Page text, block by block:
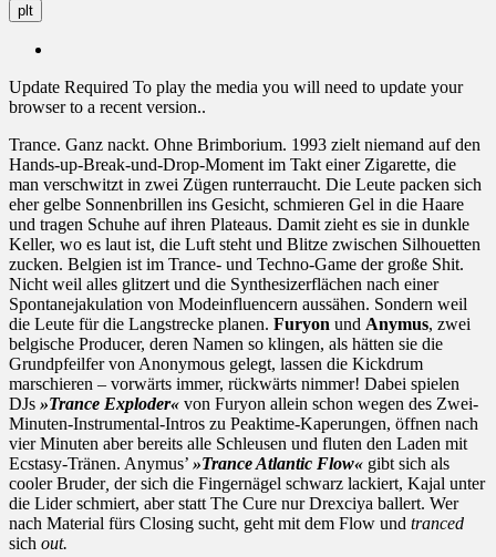
plt
Update Required To play the media you will need to update your
browser to a recent version..
Trance. Ganz nackt. Ohne Brimborium. 1993 zielt niemand auf den
Hands-up-Break-und-Drop-Moment im Takt einer Zigarette, die
man verschwitzt in zwei Zügen runterraucht. Die Leute packen sich
eher gelbe Sonnenbrillen ins Gesicht, schmieren Gel in die Haare
und tragen Schuhe auf ihren Plateaus. Damit zieht es sie in dunkle
Keller, wo es laut ist, die Luft steht und Blitze zwischen Silhouetten
zucken. Belgien ist im Trance- und Techno-Game der große Shit.
Nicht weil alles glitzert und die Synthesizerflächen nach einer
Spontanejakulation von Modeinfluencern aussähen. Sondern weil
die Leute für die Langstrecke planen. Furyon und Anymus, zwei
belgische Producer, deren Namen so klingen, als hätten sie die
Grundpfeilfer von Anonymous gelegt, lassen die Kickdrum
marschieren – vorwärts immer, rückwärts nimmer! Dabei spielen
DJs »Trance Exploder« von Furyon allein schon wegen des Zwei-
Minuten-Instrumental-Intros zu Peaktime-Kaperungen, öffnen nach
vier Minuten aber bereits alle Schleusen und fluten den Laden mit
Ecstasy-Tränen. Anymus’ »Trance Atlantic Flow« gibt sich als
cooler Bruder, der sich die Fingernägel schwarz lackiert, Kajal unter
die Lider schmiert, aber statt The Cure nur Drexciya ballert. Wer
nach Material fürs Closing sucht, geht mit dem Flow und tranced
sich out.